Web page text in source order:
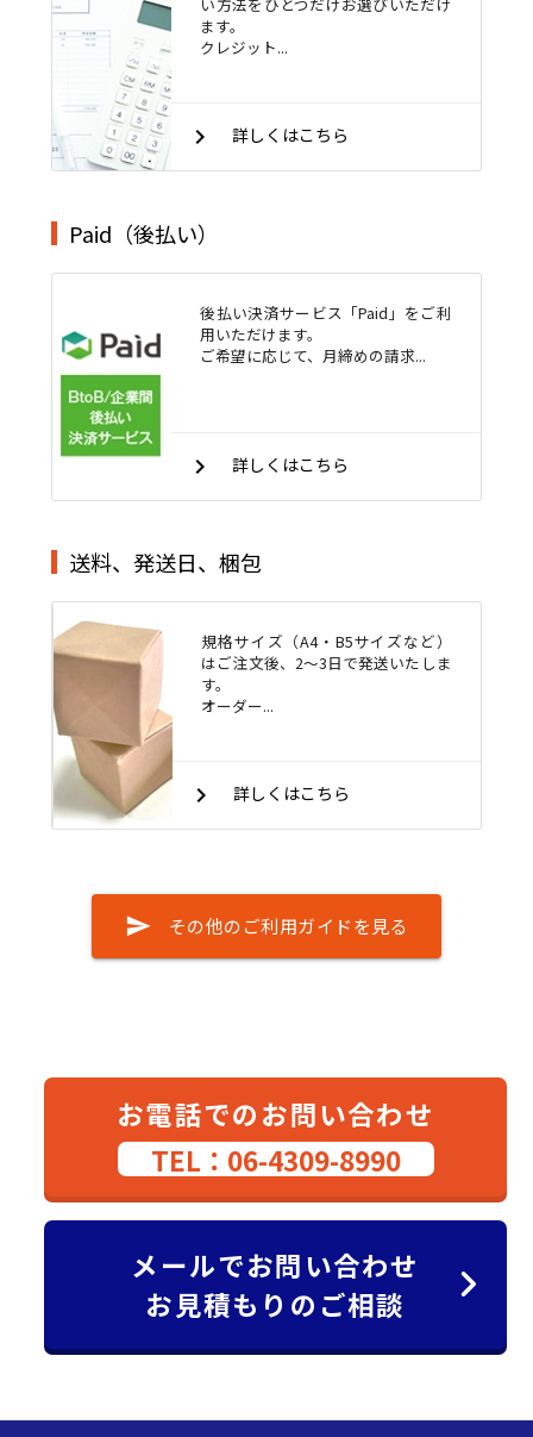
ます。
クレジット...
keyboard_arrow_right 詳しくはこちら
Paid（後払い）
後払い決済サービス「Paid」をご利
用いただけます。
ご希望に応じて、月締めの請求...
keyboard_arrow_right 詳しくはこちら
送料、発送日、梱包
規格サイズ（A4・B5サイズなど）
はご注文後、2～3日で発送いたしま
す。
オーダー...
keyboard_arrow_right 詳しくはこちら
send その他のご利用ガイドを見る
お電話でのお問い合わせ
TEL：06-4309-8990
メールでお問い合わせ
お見積もりのご相談